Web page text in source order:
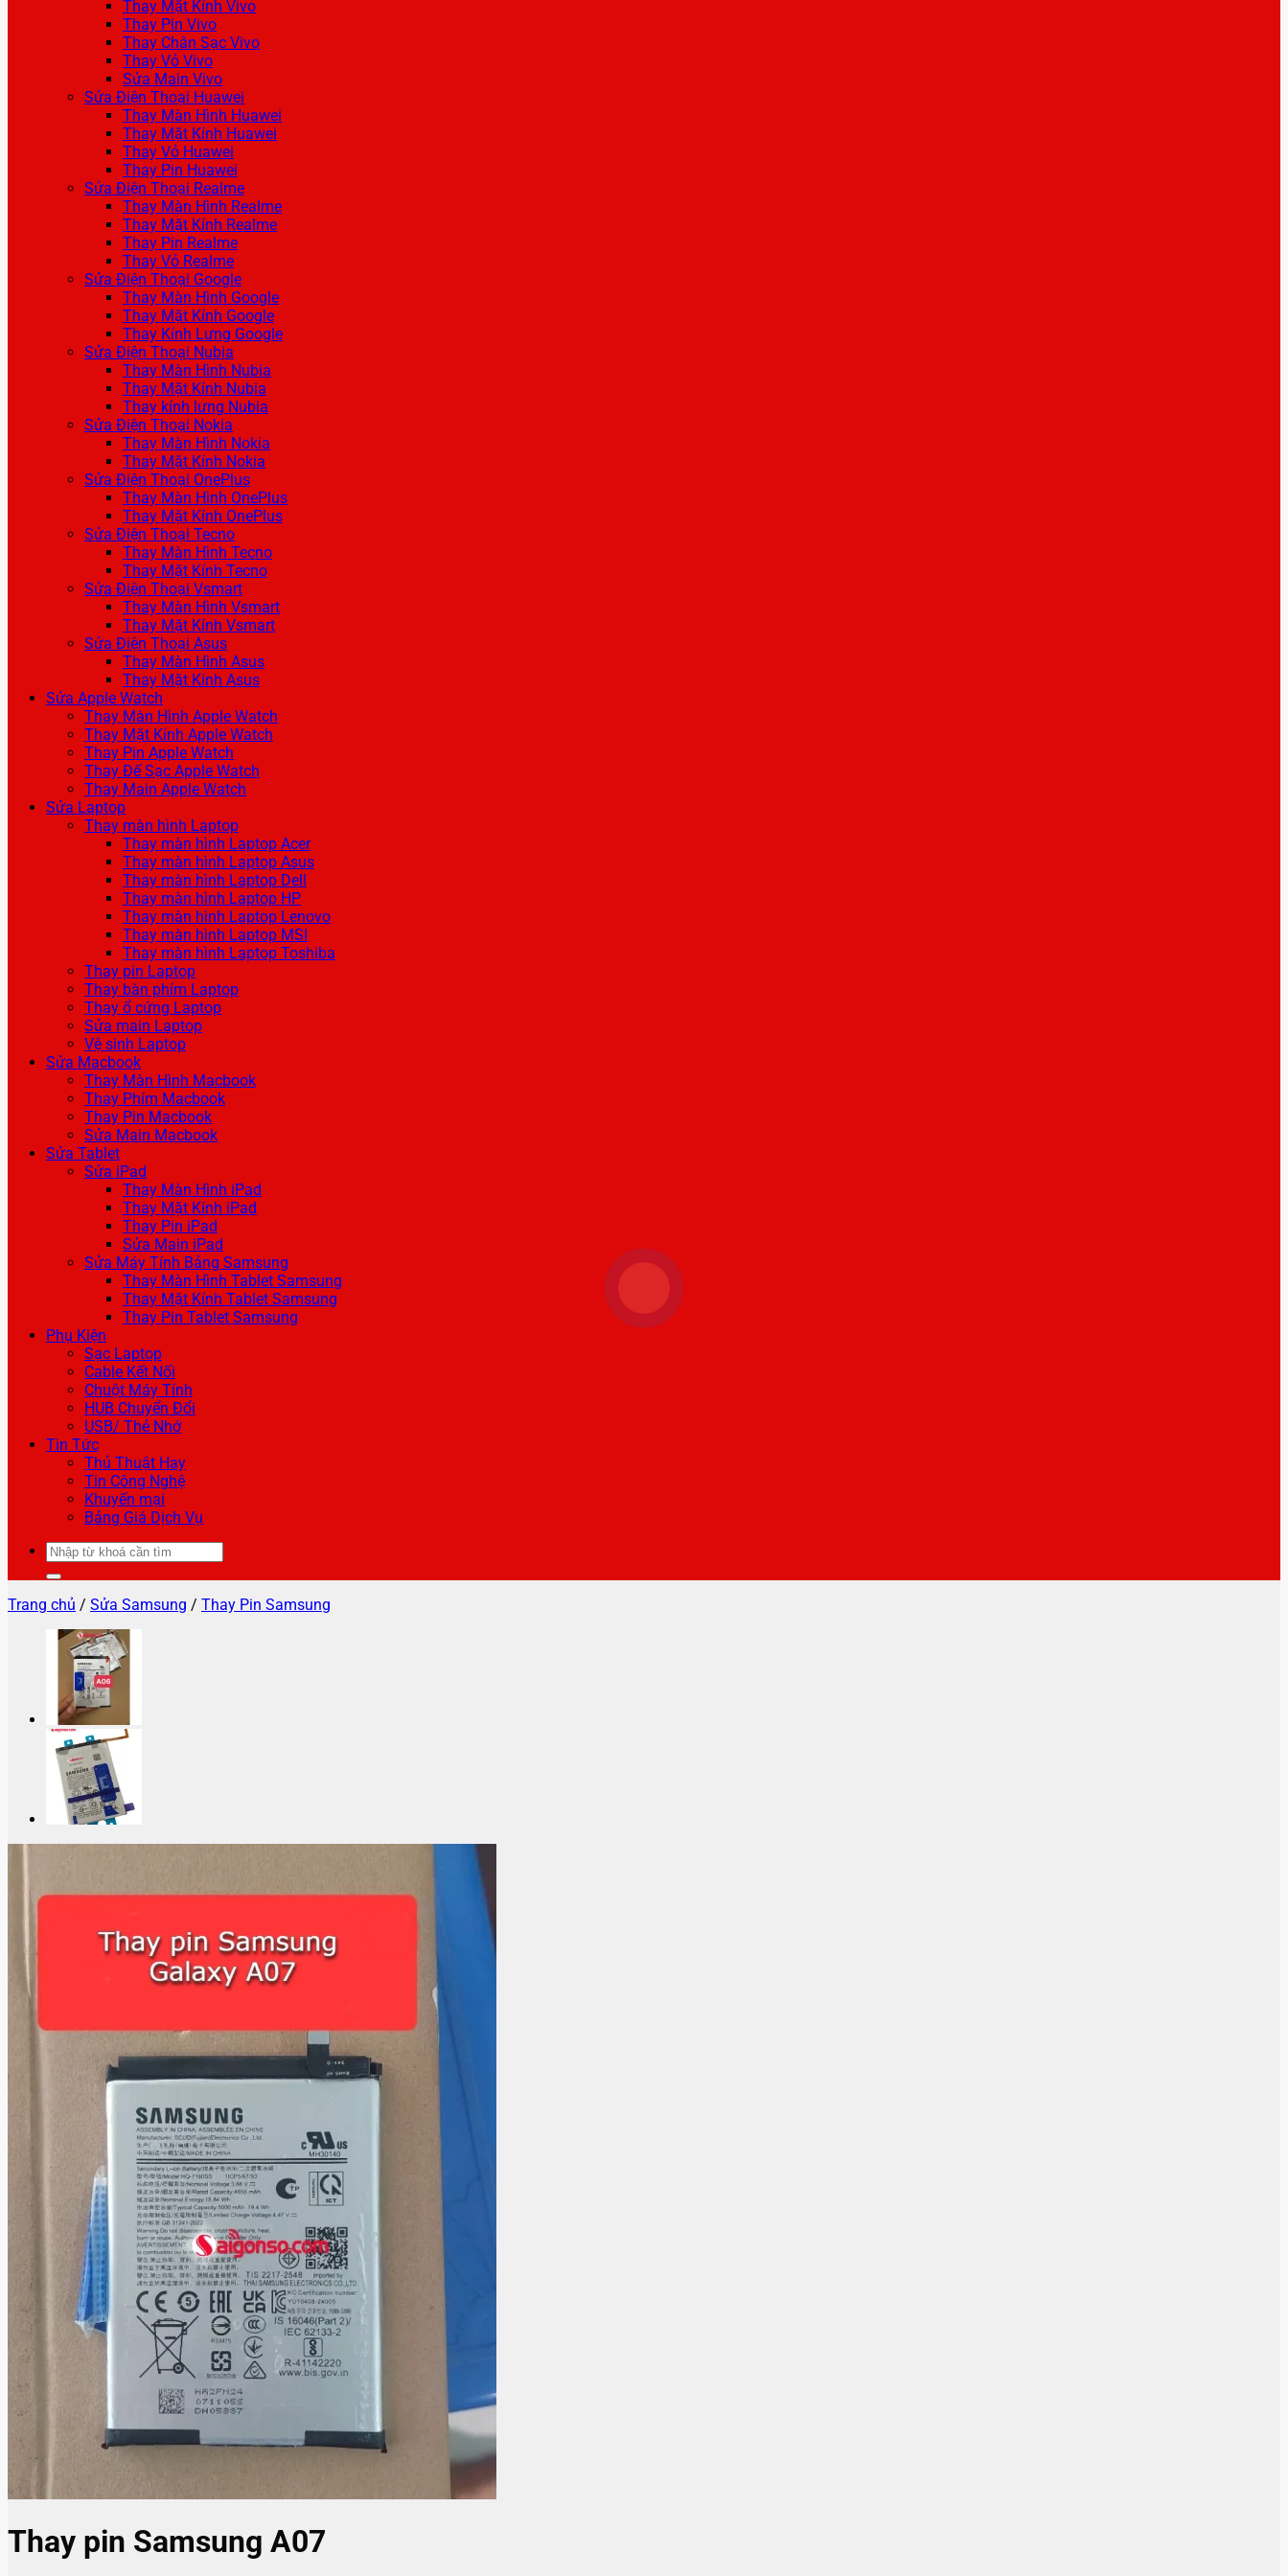
Thay Mặt Kính Vivo
Thay Pin Vivo
Thay Chân Sạc Vivo
Thay Vỏ Vivo
Sửa Main Vivo
Sửa Điện Thoại Huawei
Thay Màn Hình Huawei
Thay Mặt Kính Huawei
Thay Vỏ Huawei
Thay Pin Huawei
Sửa Điện Thoại Realme
Thay Màn Hình Realme
Thay Mặt Kính Realme
Thay Pin Realme
Thay Vỏ Realme
Sửa Điện Thoại Google
Thay Màn Hình Google
Thay Mặt Kính Google
Thay Kính Lưng Google
Sửa Điện Thoại Nubia
Thay Màn Hình Nubia
Thay Mặt Kính Nubia
Thay kính lưng Nubia
Sửa Điện Thoại Nokia
Thay Màn Hình Nokia
Thay Mặt Kính Nokia
Sửa Điện Thoại OnePlus
Thay Màn Hình OnePlus
Thay Mặt Kính OnePlus
Sửa Điện Thoại Tecno
Thay Màn Hình Tecno
Thay Mặt Kính Tecno
Sửa Điện Thoại Vsmart
Thay Màn Hình Vsmart
Thay Mặt Kính Vsmart
Sửa Điện Thoại Asus
Thay Màn Hình Asus
Thay Mặt Kính Asus
Sửa Apple Watch
Thay Màn Hình Apple Watch
Thay Mặt Kính Apple Watch
Thay Pin Apple Watch
Thay Đế Sạc Apple Watch
Thay Main Apple Watch
Sửa Laptop
Thay màn hình Laptop
Thay màn hình Laptop Acer
Thay màn hình Laptop Asus
Thay màn hình Laptop Dell
Thay màn hình Laptop HP
Thay màn hình Laptop Lenovo
Thay màn hình Laptop MSI
Thay màn hình Laptop Toshiba
Thay pin Laptop
Thay bàn phím Laptop
Thay ổ cứng Laptop
Sửa main Laptop
Vệ sinh Laptop
Sửa Macbook
Thay Màn Hình Macbook
Thay Phím Macbook
Thay Pin Macbook
Sửa Main Macbook
Sửa Tablet
Sửa iPad
Thay Màn Hình iPad
Thay Mặt Kính iPad
Thay Pin iPad
Sửa Main iPad
Sửa Máy Tính Bảng Samsung
Thay Màn Hình Tablet Samsung
Thay Mặt Kính Tablet Samsung
Thay Pin Tablet Samsung
Phụ Kiện
Sạc Laptop
Cable Kết Nối
Chuột Máy Tính
HUB Chuyển Đổi
USB/ Thẻ Nhớ
Tin Tức
Thủ Thuật Hay
Tin Công Nghệ
Khuyến mại
Bảng Giá Dịch Vụ
Tìm
kiếm:
Trang chủ / Sửa Samsung / Thay Pin Samsung
Thay pin Samsung A07